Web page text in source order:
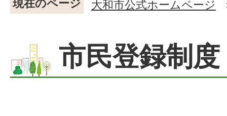
現在のページ 大和市公式ホームページ
市民登録制度